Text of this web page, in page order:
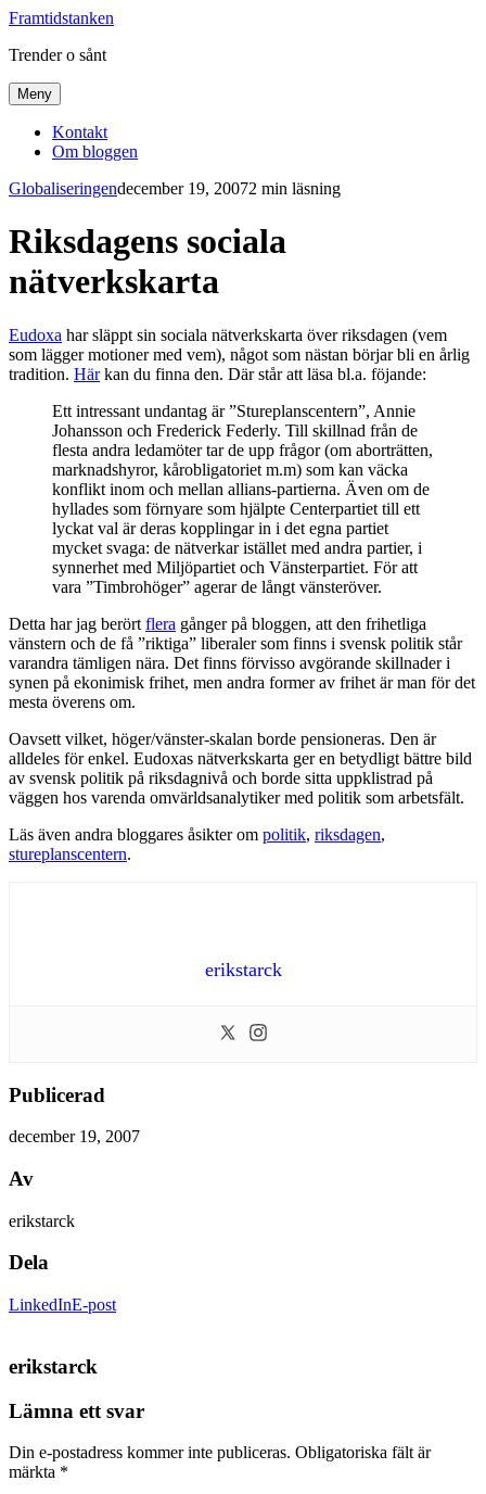
Framtidstanken
Trender o sånt
Meny
Kontakt
Om bloggen
Globaliseringendecember 19, 20072 min läsning
Riksdagens sociala
nätverkskarta
Eudoxa har släppt sin sociala nätverkskarta över riksdagen (vem
som lägger motioner med vem), något som nästan börjar bli en årlig
tradition. Härkan du finna den. Där står att läsa bl.a. föjande:
Ett intressant undantag är ”Stureplanscentern”, Annie
Johansson och Frederick Federly. Till skillnad från de
flesta andra ledamöter tar de upp frågor (om aborträtten,
marknadshyror, kårobligatoriet m.m) som kan väcka
konflikt inom och mellan allians-partierna. Även om de
hyllades som förnyare som hjälpte Centerpartiet till ett
lyckat val är deras kopplingar in i det egna partiet
mycket svaga: de nätverkar istället med andra partier, i
synnerhet med Miljöpartiet och Vänsterpartiet. För att
vara ”Timbrohöger” agerar de långt vänsteröver.
Detta har jag berört flera gånger på bloggen, att den frihetliga
vänstern och de få ”riktiga” liberaler som finns i svensk politik står
varandra tämligen nära. Det finns förvisso avgörande skillnader i
synen på ekonimisk frihet, men andra former av frihet är man för det
mesta överens om.
Oavsett vilket, höger/vänster-skalan borde pensioneras. Den är
alldeles för enkel. Eudoxas nätverkskarta ger en betydligt bättre bild
av svensk politik på riksdagnivå och borde sitta uppklistrad på
väggen hos varenda omvärldsanalytiker med politik som arbetsfält.
Läs även andra bloggares åsikter om politik, riksdagen,
stureplanscentern.
erikstarck
Publicerad
december 19, 2007
Av
erikstarck
Dela
LinkedInE-post
erikstarck
Lämna ett svar
Din e-postadress kommer inte publiceras. Obligatoriska fält är
märkta *